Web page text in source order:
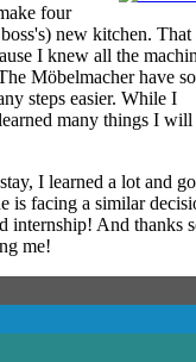
four
new kitchen. That
I knew all the
Möbelmacher have
steps easier. While I
many things I
I learned a lot and
is facing a similar
internship! And thanks
me!